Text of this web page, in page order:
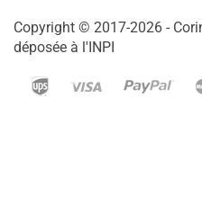
Copyright © 2017-2026 -
déposée à l'INPI